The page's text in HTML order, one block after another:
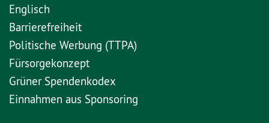
Englisch
Barrierefreiheit
Politische Werbung (TTPA)
Fürsorgekonzept
Grüner Spendenkodex
Einnahmen aus Sponsoring